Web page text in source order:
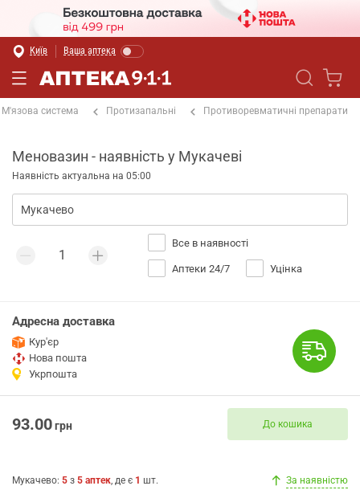
Київ Ваша аптека
М'язова система Протизапальні Противоревматичні препарати
Меновазин - наявність у Мукачеві
Наявність актуальна на 05:00
Все в наявності
Аптеки 24/7 Уцінка
Адресна доставка
Кур'єр
Нова пошта
Укрпошта
93.00грн До кошика
Мукачево: 5 з 5 аптек, де є 1 шт. За наявністю